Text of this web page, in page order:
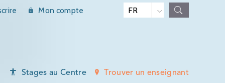
Mon compte
Trouver un enseignant
Stages au Centre